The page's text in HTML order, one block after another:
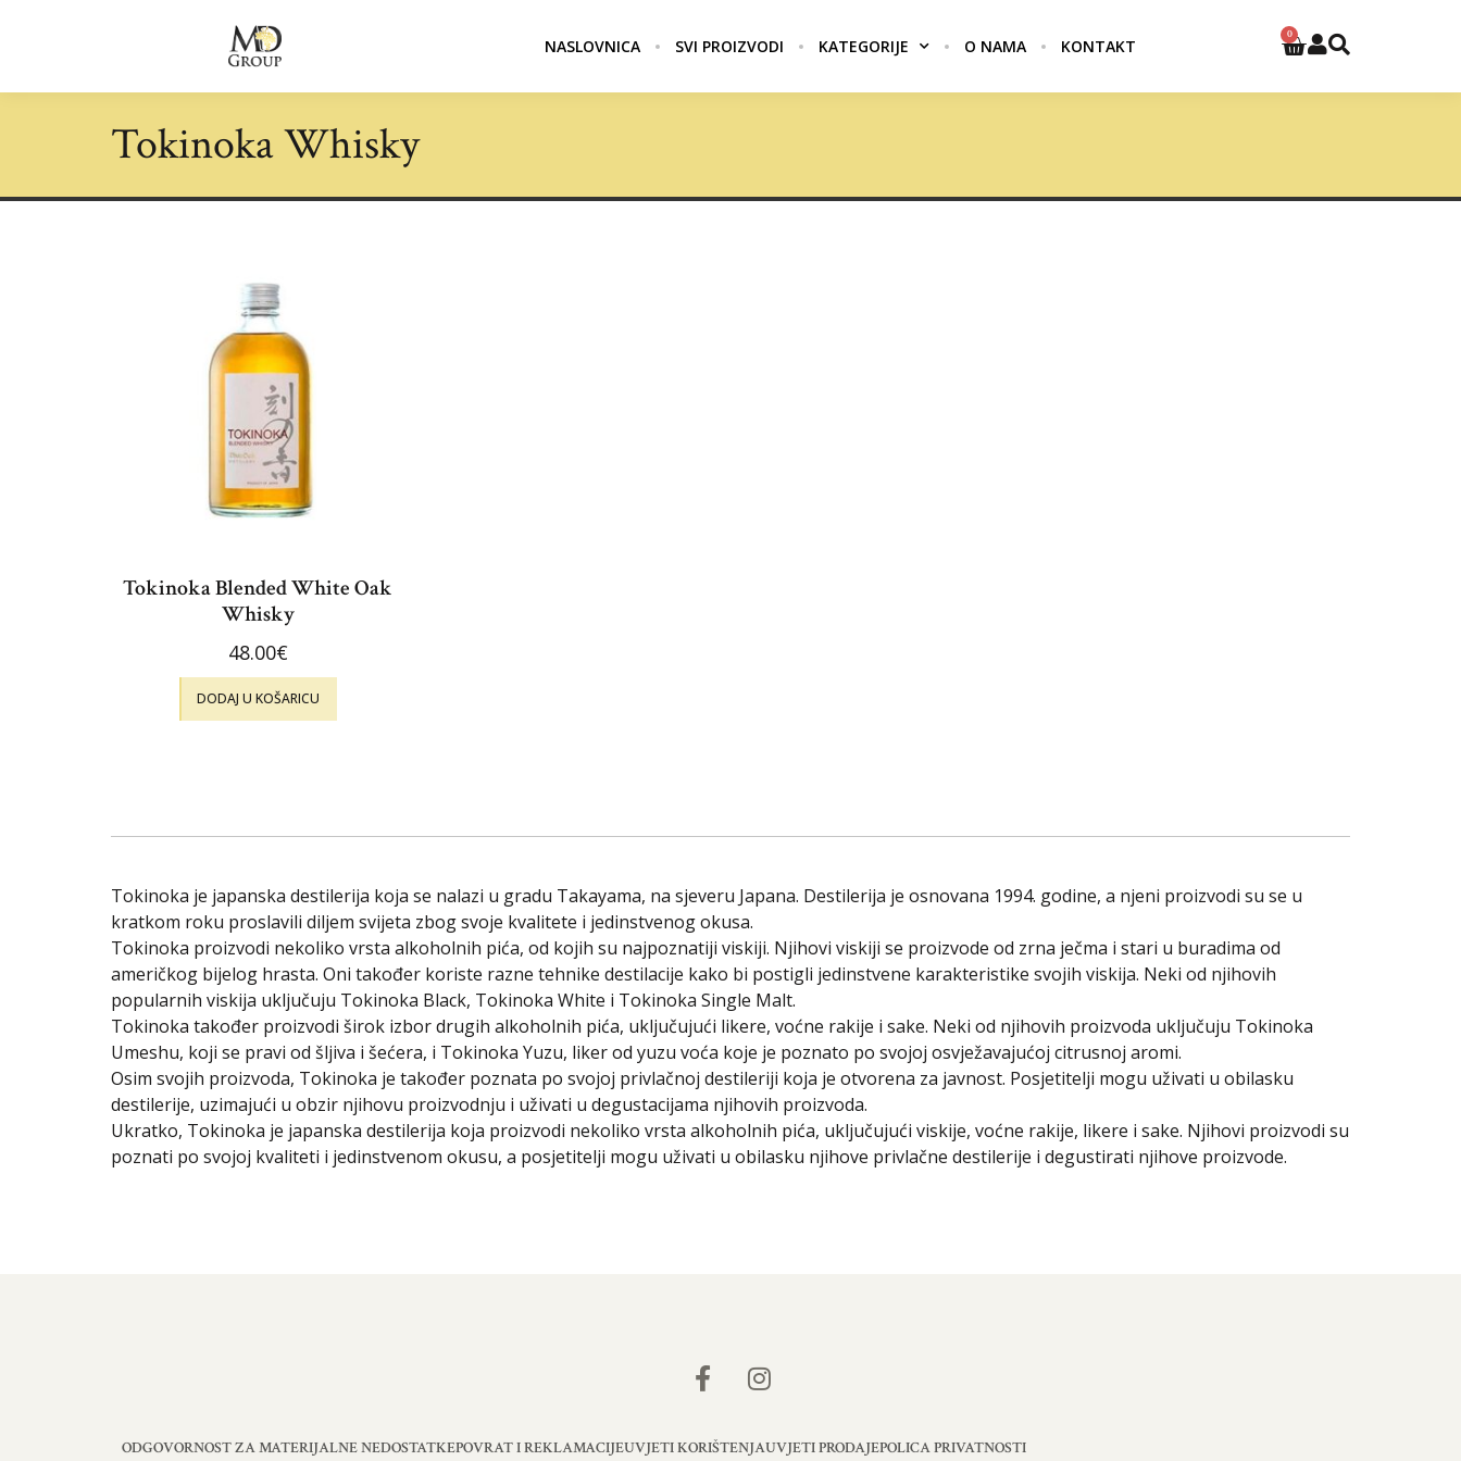
NASLOVNICA SVI PROIZVODI KATEGORIJE O NAMA KONTAKT
0
Tokinoka Whisky
Tokinoka Blended White Oak
Whisky
48.00€
DODAJ U KOŠARICU
Tokinoka je japanska destilerija koja se nalazi u gradu Takayama, na sjeveru Japana. Destilerija je osnovana 1994. godine, a njeni proizvodi su se u
kratkom roku proslavili diljem svijeta zbog svoje kvalitete i jedinstvenog okusa.
Tokinoka proizvodi nekoliko vrsta alkoholnih pića, od kojih su najpoznatiji viskiji. Njihovi viskiji se proizvode od zrna ječma i stari u buradima od
američkog bijelog hrasta. Oni također koriste razne tehnike destilacije kako bi postigli jedinstvene karakteristike svojih viskija. Neki od njihovih
popularnih viskija uključuju Tokinoka Black, Tokinoka White i Tokinoka Single Malt.
Tokinoka također proizvodi širok izbor drugih alkoholnih pića, uključujući likere, voćne rakije i sake. Neki od njihovih proizvoda uključuju Tokinoka
Umeshu, koji se pravi od šljiva i šećera, i Tokinoka Yuzu, liker od yuzu voća koje je poznato po svojoj osvježavajućoj citrusnoj aromi.
Osim svojih proizvoda, Tokinoka je također poznata po svojoj privlačnoj destileriji koja je otvorena za javnost. Posjetitelji mogu uživati u obilasku
destilerije, uzimajući u obzir njihovu proizvodnju i uživati u degustacijama njihovih proizvoda.
Ukratko, Tokinoka je japanska destilerija koja proizvodi nekoliko vrsta alkoholnih pića, uključujući viskije, voćne rakije, likere i sake. Njihovi proizvodi su
poznati po svojoj kvaliteti i jedinstvenom okusu, a posjetitelji mogu uživati u obilasku njihove privlačne destilerije i degustirati njihove proizvode.
ODGOVORNOST ZA MATERIJALNE NEDOSTATKEPOVRAT I REKLAMACIJEUVJETI KORIŠTENJAUVJETI PRODAJEPOLICA PRIVATNOSTI